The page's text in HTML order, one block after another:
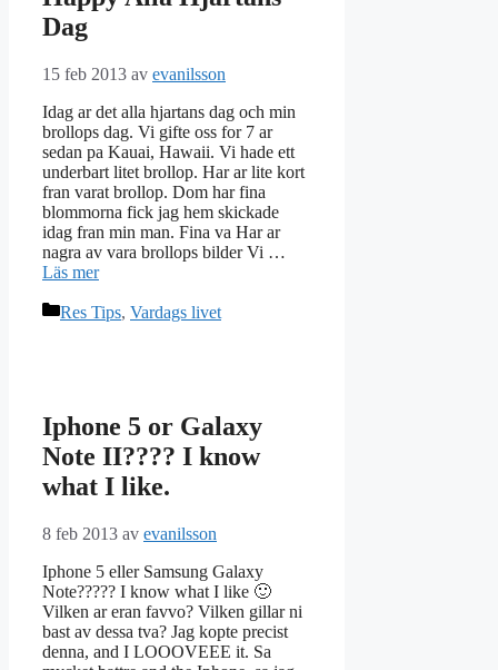
Dag
15 feb 2013 av evanilsson
Idag ar det alla hjartans dag och min
brollops dag. Vi gifte oss for 7 ar
sedan pa Kauai, Hawaii. Vi hade ett
underbart litet brollop. Har ar lite kort
fran varat brollop. Dom har fina
blommorna fick jag hem skickade
idag fran min man. Fina va Har ar
nagra av vara brollops bilder Vi …
Läs mer
Kategorier
Res Tips, Vardags livet
Iphone 5 or Galaxy
Note II???? I know
what I like.
8 feb 2013 av evanilsson
Iphone 5 eller Samsung Galaxy
Note????? I know what I like 🙂
Vilken ar eran favvo? Vilken gillar ni
bast av dessa tva? Jag kopte precist
denna, and I LOOOVEEE it. Sa